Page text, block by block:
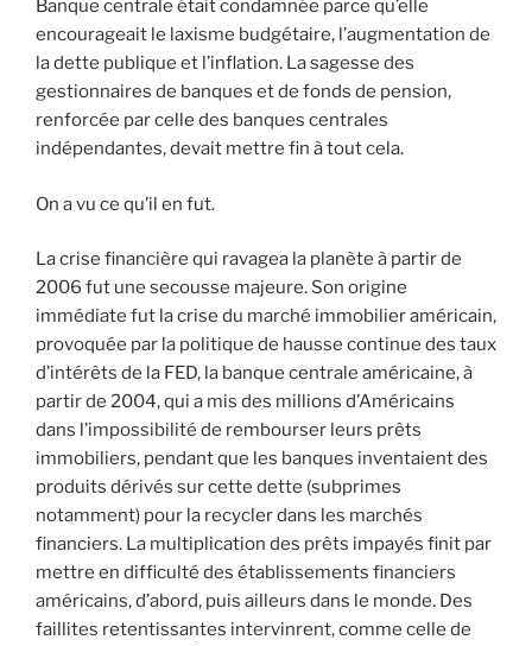
Banque centrale était condamnée parce qu’elle
encourageait le laxisme budgétaire, l’augmentation de
la dette publique et l’inflation. La sagesse des
gestionnaires de banques et de fonds de pension,
renforcée par celle des banques centrales
indépendantes, devait mettre fin à tout cela.
On a vu ce qu’il en fut.
La crise financière qui ravagea la planète à partir de
2006 fut une secousse majeure. Son origine
immédiate fut la crise du marché immobilier américain,
provoquée par la politique de hausse continue des taux
d’intérêts de la FED, la banque centrale américaine, à
partir de 2004, qui a mis des millions d’Américains
dans l’impossibilité de rembourser leurs prêts
immobiliers, pendant que les banques inventaient des
produits dérivés sur cette dette (subprimes
notamment) pour la recycler dans les marchés
financiers. La multiplication des prêts impayés finit par
mettre en difficulté des établissements financiers
américains, d’abord, puis ailleurs dans le monde. Des
faillites retentissantes intervinrent, comme celle de